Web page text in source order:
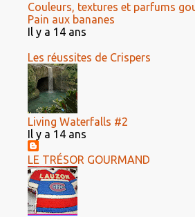
Couleurs, textures et parfums
Pain aux bananes
Il y a 14 ans
Les réussites de Crispers
Living Waterfalls #2
Il y a 14 ans
LE TRÉSOR GOURMAND